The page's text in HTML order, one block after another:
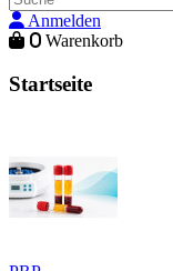
Anmelden
0 Warenkorb
Startseite